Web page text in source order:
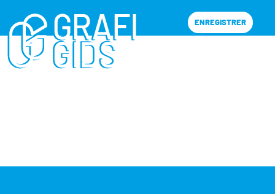
ENREGISTRER